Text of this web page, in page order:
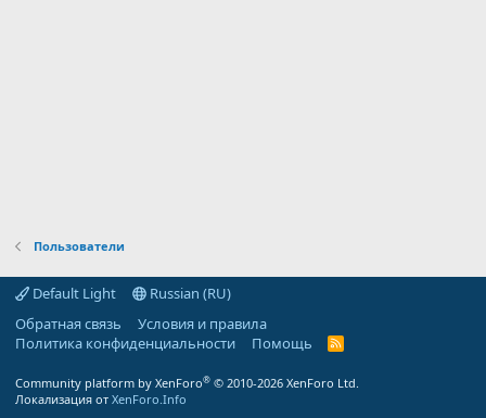
Пользователи
Default Light
Russian (RU)
Обратная связь
Условия и правила
Политика конфиденциальности
Помощь
R
Community platform by XenForo® © 2010-2026 XenForo Ltd.
Локализация от XenForo.Info